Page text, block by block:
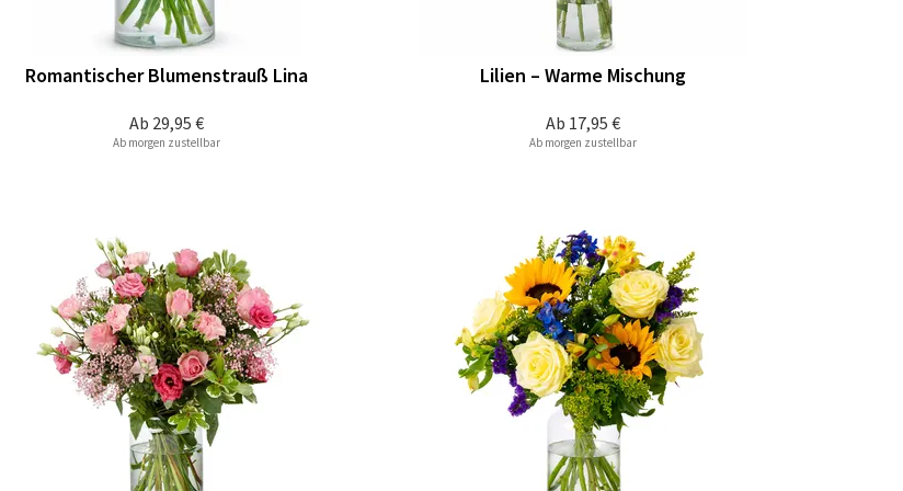
Ab 29,95 €
Romantischer Blumenstrauß Lina
Ab morgen zustellbar
Ab 17,95 €
Lilien – Warme Mischung
Ab morgen zustellbar